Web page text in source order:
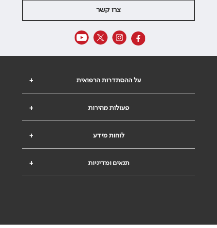
צרו קשר
+ על ההסתדרות הרפואית
+ פעולות מהירות
+ לוחות מידע
+ תנאים ומדיניות